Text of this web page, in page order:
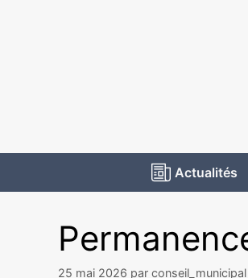
Actualités
25 mai 2026 par conseil_municipal